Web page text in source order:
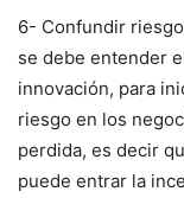
6- Confundir
se debe entender
innovación, para
riesgo en los
perdida, es decir
puede entrar la